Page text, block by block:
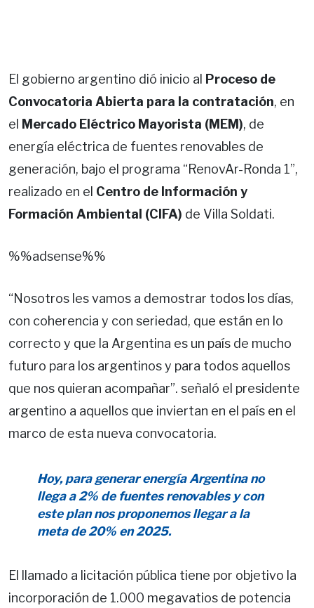
El gobierno argentino dió inicio al Proceso de
Convocatoria Abierta para la contratación, en
el Mercado Eléctrico Mayorista (MEM), de
energía eléctrica de fuentes renovables de
generación, bajo el programa “RenovAr-Ronda 1”,
realizado en el Centro de Información y
Formación Ambiental (CIFA) de Villa Soldati.
%%adsense%%
“Nosotros les vamos a demostrar todos los días,
con coherencia y con seriedad, que están en lo
correcto y que la Argentina es un país de mucho
futuro para los argentinos y para todos aquellos
que nos quieran acompañar”. señaló el presidente
argentino a aquellos que inviertan en el país en el
marco de esta nueva convocatoria.
Hoy, para generar energía Argentina no
llega a 2% de fuentes renovables y con
este plan nos proponemos llegar a la
meta de 20% en 2025.
El llamado a licitación pública tiene por objetivo la
incorporación de 1.000 megavatios de potencia